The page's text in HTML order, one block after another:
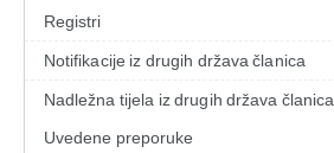
Registri
Notifikacije iz drugih država članica
Nadležna tijela iz drugih država članica
Uvedene preporuke